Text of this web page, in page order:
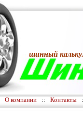
шинный
О компании :: Контакты